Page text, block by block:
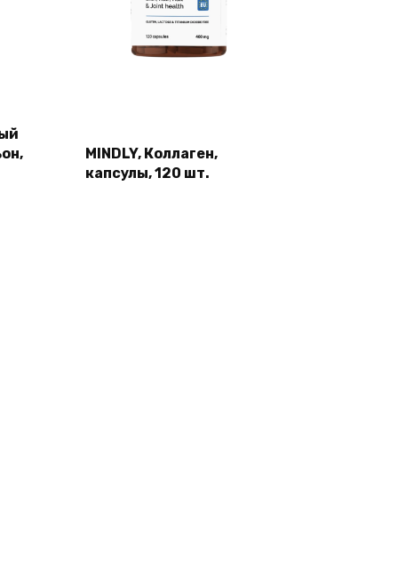
MINDLY, Коллаген,
капсулы, 120 шт.